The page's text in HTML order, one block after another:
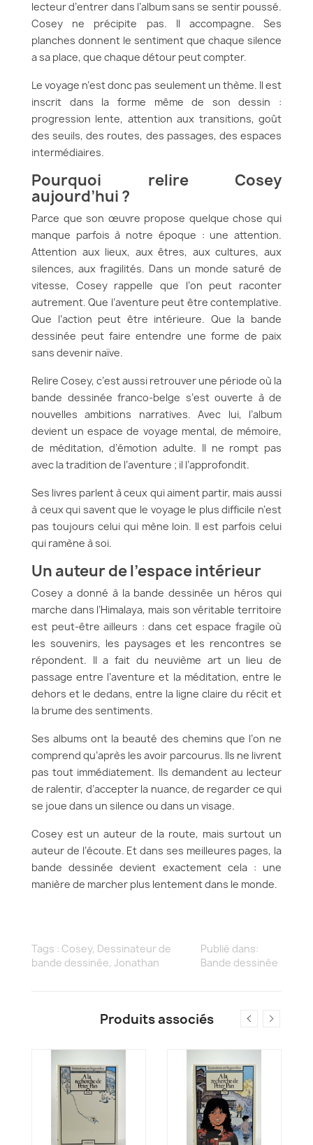
lecteur d’entrer dans l’album sans se sentir poussé.
Cosey ne précipite pas. Il accompagne. Ses
planches donnent le sentiment que chaque silence
a sa place, que chaque détour peut compter.
Le voyage n’est donc pas seulement un thème. Il est
inscrit dans la forme même de son dessin :
progression lente, attention aux transitions, goût
des seuils, des routes, des passages, des espaces
intermédiaires.
Pourquoi relire Cosey
aujourd’hui ?
Parce que son œuvre propose quelque chose qui
manque parfois à notre époque : une attention.
Attention aux lieux, aux êtres, aux cultures, aux
silences, aux fragilités. Dans un monde saturé de
vitesse, Cosey rappelle que l’on peut raconter
autrement. Que l’aventure peut être contemplative.
Que l’action peut être intérieure. Que la bande
dessinée peut faire entendre une forme de paix
sans devenir naïve.
Relire Cosey, c’est aussi retrouver une période où la
bande dessinée franco-belge s’est ouverte à de
nouvelles ambitions narratives. Avec lui, l’album
devient un espace de voyage mental, de mémoire,
de méditation, d’émotion adulte. Il ne rompt pas
avec la tradition de l’aventure ; il l’approfondit.
Ses livres parlent à ceux qui aiment partir, mais aussi
à ceux qui savent que le voyage le plus difficile n’est
pas toujours celui qui mène loin. Il est parfois celui
qui ramène à soi.
Un auteur de l’espace intérieur
Cosey a donné à la bande dessinée un héros qui
marche dans l’Himalaya, mais son véritable territoire
est peut-être ailleurs : dans cet espace fragile où
les souvenirs, les paysages et les rencontres se
répondent. Il a fait du neuvième art un lieu de
passage entre l’aventure et la méditation, entre le
dehors et le dedans, entre la ligne claire du récit et
la brume des sentiments.
Ses albums ont la beauté des chemins que l’on ne
comprend qu’après les avoir parcourus. Ils ne livrent
pas tout immédiatement. Ils demandent au lecteur
de ralentir, d’accepter la nuance, de regarder ce qui
se joue dans un silence ou dans un visage.
Cosey est un auteur de la route, mais surtout un
auteur de l’écoute. Et dans ses meilleures pages, la
bande dessinée devient exactement cela : une
manière de marcher plus lentement dans le monde.
Tags : Cosey, Dessinateur de
bande dessinée, Jonathan
Publié dans:
Bande dessinée
Produits associés